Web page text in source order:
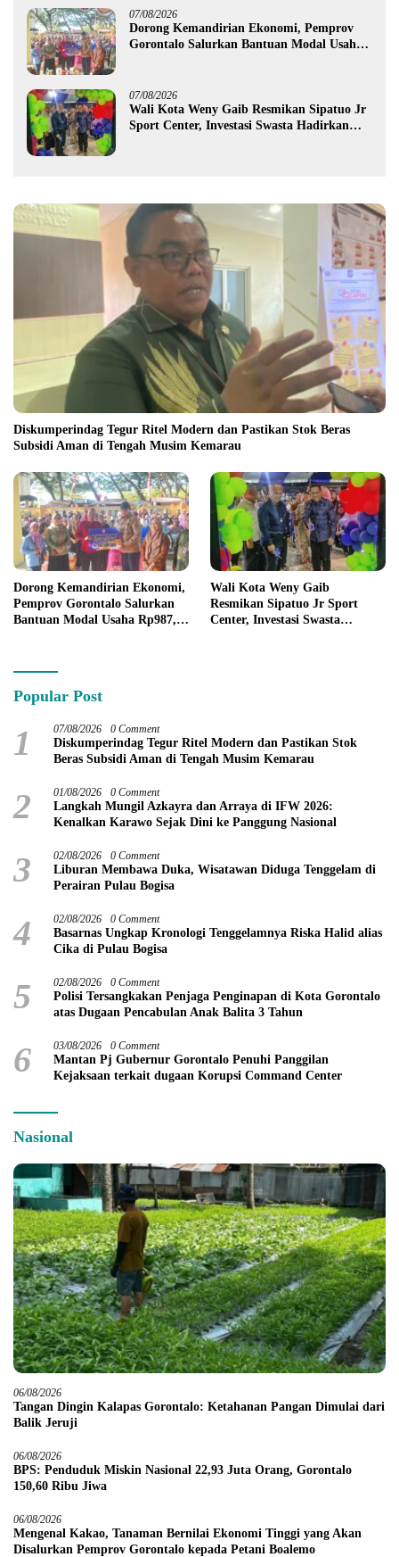
07/08/2026
Dorong Kemandirian Ekonomi, Pemprov
Gorontalo Salurkan Bantuan Modal Usaha
07/08/2026
Wali Kota Weny Gaib Resmikan Sipatuo Jr
Sport Center, Investasi Swasta Hadirkan
Diskumperindag Tegur Ritel Modern dan Pastikan Stok Beras
Subsidi Aman di Tengah Musim Kemarau
Dorong Kemandirian Ekonomi,
Pemprov Gorontalo Salurkan
Bantuan Modal Usaha Rp987,5
Wali Kota Weny Gaib
Resmikan Sipatuo Jr Sport
Center, Investasi Swasta
Popular Post
1 07/08/2026 0 Comment
Diskumperindag Tegur Ritel Modern dan Pastikan Stok
Beras Subsidi Aman di Tengah Musim Kemarau
2 01/08/2026 0 Comment
Langkah Mungil Azkayra dan Arraya di IFW 2026:
Kenalkan Karawo Sejak Dini ke Panggung Nasional
3 02/08/2026 0 Comment
Liburan Membawa Duka, Wisatawan Diduga Tenggelam di
Perairan Pulau Bogisa
4 02/08/2026 0 Comment
Basarnas Ungkap Kronologi Tenggelamnya Riska Halid alias
Cika di Pulau Bogisa
5 02/08/2026 0 Comment
Polisi Tersangkakan Penjaga Penginapan di Kota Gorontalo
atas Dugaan Pencabulan Anak Balita 3 Tahun
6 03/08/2026 0 Comment
Mantan Pj Gubernur Gorontalo Penuhi Panggilan
Kejaksaan terkait dugaan Korupsi Command Center
Nasional
06/08/2026
Tangan Dingin Kalapas Gorontalo: Ketahanan Pangan Dimulai dari
Balik Jeruji
06/08/2026
BPS: Penduduk Miskin Nasional 22,93 Juta Orang, Gorontalo
150,60 Ribu Jiwa
06/08/2026
Mengenal Kakao, Tanaman Bernilai Ekonomi Tinggi yang Akan
Disalurkan Pemprov Gorontalo kepada Petani Boalemo